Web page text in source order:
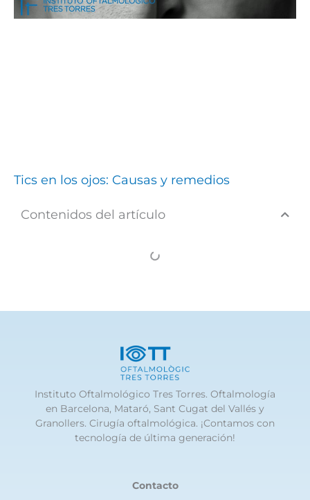
Tics en los ojos: Causas y remedios
Contenidos del artículo
Instituto Oftalmológico Tres Torres. Oftalmología
en Barcelona, Mataró, Sant Cugat del Vallés y
Granollers. Cirugía oftalmológica. ¡Contamos con
tecnología de última generación!
Contacto